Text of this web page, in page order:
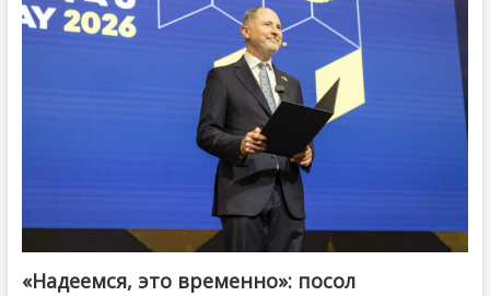
«Надеемся, это временно»: посол